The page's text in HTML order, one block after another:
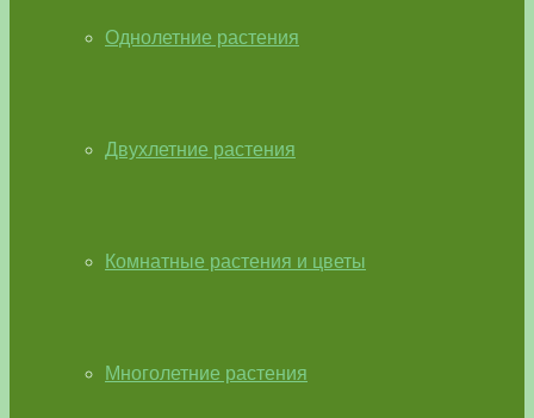
Однолетние растения
Двухлетние растения
Комнатные растения и цветы
Многолетние растения